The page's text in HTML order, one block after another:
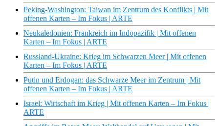
Peking-Washington: Taiwan im Zentrum des Konflikts | Mit
offenen Karten – Im Fokus | ARTE
Neukaledonien: Frankreich im Indopazifik | Mit offenen
Karten – Im Fokus | ARTE
Russland-Ukraine: Krieg im Schwarzen Meer | Mit offenen
Karten – Im Fokus | ARTE
Putin und Erdogan: das Schwarze Meer im Zentrum | Mit
offenen Karten – Im Fokus | ARTE
Israel: Wirtschaft im Krieg | Mit offenen Karten – Im Fokus |
ARTE